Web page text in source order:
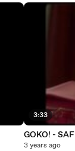
3:33
GOKO! - SAF
3 years ago